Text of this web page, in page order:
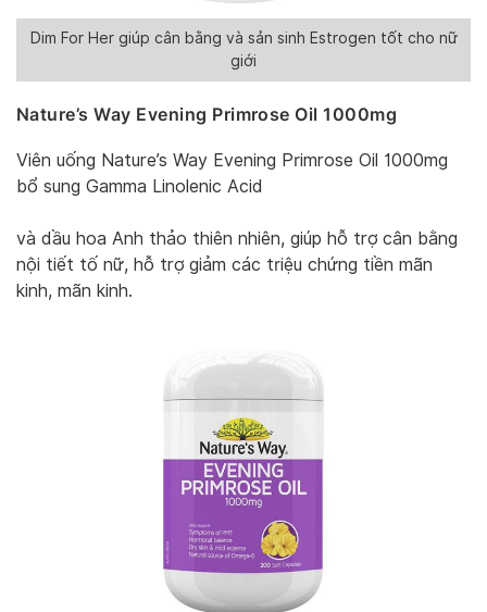
Dim For Her giúp cân bằng và sản sinh Estrogen tốt cho nữ
giới
Nature’s Way Evening Primrose Oil 1000mg
Viên uống Nature’s Way Evening Primrose Oil 1000mg
bổ sung Gamma Linolenic Acid
và dầu hoa Anh thảo thiên nhiên, giúp hỗ trợ cân bằng
nội tiết tố nữ, hỗ trợ giảm các triệu chứng tiền mãn
kinh, mãn kinh.